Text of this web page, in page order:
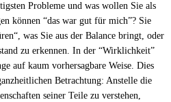
Probleme und was wollen Sie als
können “das war gut für mich”? Sie
was Sie aus der Balance bringt, oder
zu erkennen. In der “Wirklichkeit”
auf kaum vorhersagbare Weise. Dies
Betrachtung: Anstelle die
seiner Teile zu verstehen,